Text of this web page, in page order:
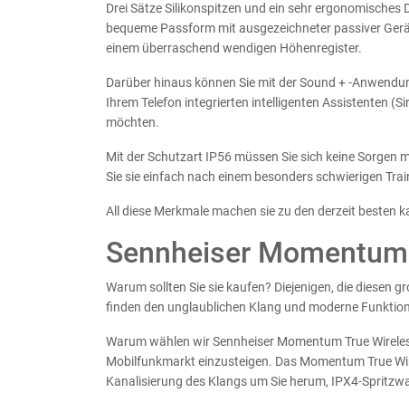
Drei Sätze Silikonspitzen und ein sehr
bequeme Passform mit ausgezeichneter passiver
einem überraschend wendigen Höhenregister.
Darüber hinaus können Sie mit der Sound + -
Ihrem Telefon integrierten intelligenten Assistenten
möchten.
Mit der Schutzart IP56 müssen Sie sich keine Sorgen
Sie sie einfach nach einem besonders schwierigen
All diese Merkmale machen sie zu den derzeit besten
Sennheiser
Warum sollten Sie sie kaufen? Diejenigen, die diesen
finden den unglaublichen Klang und moderne
Warum wählen wir Sennheiser Momentum True
Mobilfunkmarkt einzusteigen. Das Momentum True
Kanalisierung des Klangs um Sie herum, IPX4-